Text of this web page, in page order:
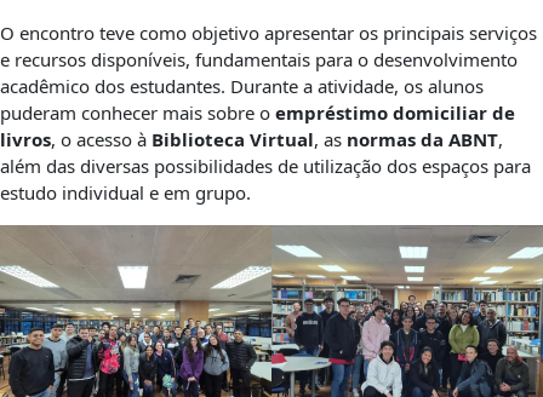
O encontro teve como objetivo apresentar os principais serviços
e recursos disponíveis, fundamentais para o desenvolvimento
acadêmico dos estudantes. Durante a atividade, os alunos
puderam conhecer mais sobre o empréstimo domiciliar de
livros, o acesso à Biblioteca Virtual, as normas da ABNT,
além das diversas possibilidades de utilização dos espaços para
estudo individual e em grupo.